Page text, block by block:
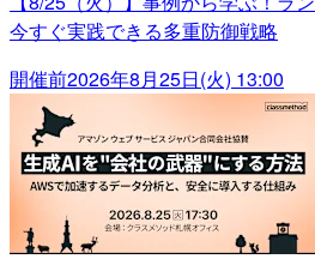
今すぐ実践できる多重防御戦略
開催前2026年8月25日(火) 13:00